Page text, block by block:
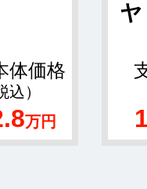
体価格
込）
万円